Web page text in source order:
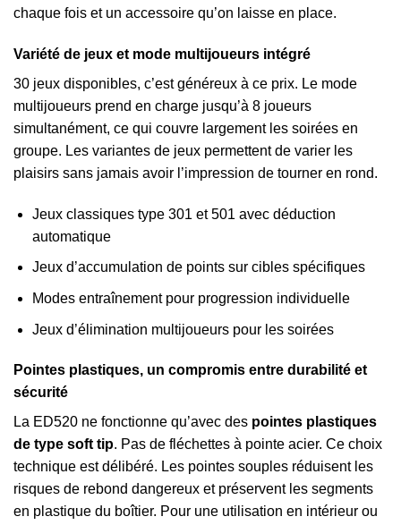
chaque fois et un accessoire qu’on laisse en place.
Variété de jeux et mode multijoueurs intégré
30 jeux disponibles, c’est généreux à ce prix. Le mode
multijoueurs prend en charge jusqu’à 8 joueurs
simultanément, ce qui couvre largement les soirées en
groupe. Les variantes de jeux permettent de varier les
plaisirs sans jamais avoir l’impression de tourner en rond.
Jeux classiques type 301 et 501 avec déduction
automatique
Jeux d’accumulation de points sur cibles spécifiques
Modes entraînement pour progression individuelle
Jeux d’élimination multijoueurs pour les soirées
Pointes plastiques, un compromis entre durabilité et
sécurité
La ED520 ne fonctionne qu’avec des pointes plastiques
de type soft tip. Pas de fléchettes à pointe acier. Ce choix
technique est délibéré. Les pointes souples réduisent les
risques de rebond dangereux et préservent les segments
en plastique du boîtier. Pour une utilisation en intérieur ou